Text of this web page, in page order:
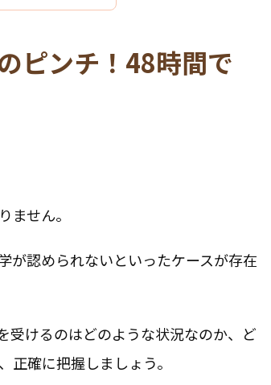
ピンチ！48時間で
ません。
が認められないといったケースが存在
受けるのはどのような状況なのか、ど
確に把握しましょう。